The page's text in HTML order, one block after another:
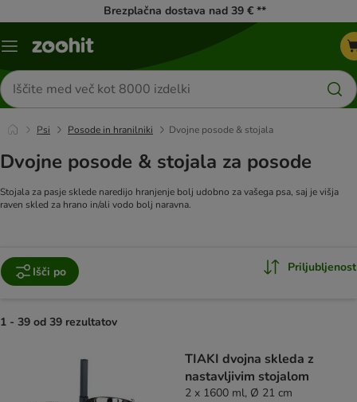
Brezplačna dostava nad 39 € **
Meni
Iskanje
izdelkov
Psi Posode in hranilniki Dvojne posode & stojala
Dvojne posode & stojala za posode
Stojala za pasje sklede naredijo hranjenje bolj udobno za vašega psa, saj je višja
raven skled za hrano in/ali vodo bolj naravna.
Išči po Priljubljenost
1 - 39 od 39 rezultatov
TIAKI dvojna skleda z
nastavljivim stojalom
2 x 1600 ml, Ø 21 cm